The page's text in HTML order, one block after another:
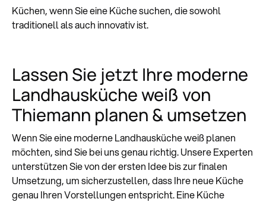
Küchen, wenn Sie eine Küche suchen, die sowohl
traditionell als auch innovativ ist.
Lassen Sie jetzt Ihre moderne
Landhausküche weiß von
Thiemann planen & umsetzen
Wenn Sie eine moderne Landhausküche weiß planen
möchten, sind Sie bei uns genau richtig. Unsere Experten
unterstützen Sie von der ersten Idee bis zur finalen
Umsetzung, um sicherzustellen, dass Ihre neue Küche
genau Ihren Vorstellungen entspricht. Eine Küche